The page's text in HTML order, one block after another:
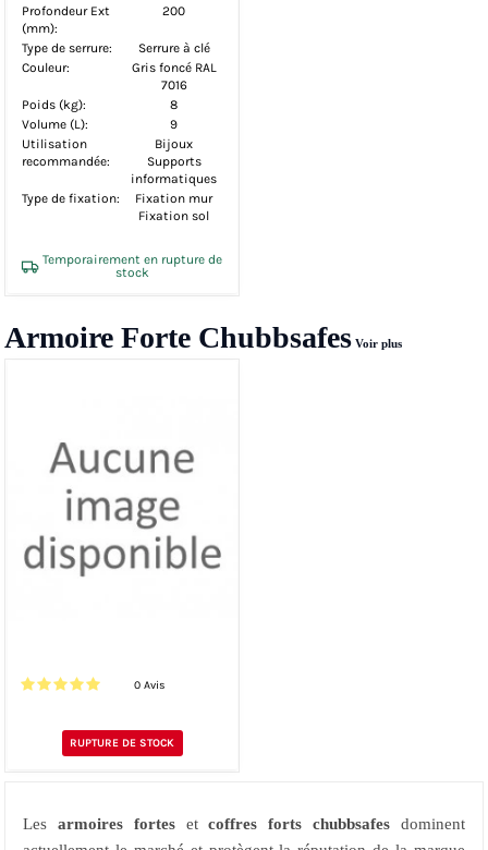
Profondeur Ext
(mm):
200
Type de serrure:
Serrure à clé
Couleur:
Gris foncé RAL
7016
Poids (kg):
8
Volume (L):
9
Utilisation
recommandée:
Bijoux
Supports
informatiques
Type de fixation:
Fixation mur
Fixation sol
Temporairement en rupture de
stock
Armoire Forte Chubbsafes Voir plus
0 Avis
RUPTURE DE STOCK
Les armoires fortesetcoffres forts chubbsafes dominent